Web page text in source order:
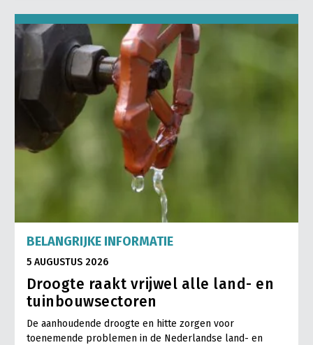
BELANGRIJKE INFORMATIE
5 AUGUSTUS 2026
Droogte raakt vrijwel alle land- en
tuinbouwsectoren
De aanhoudende droogte en hitte zorgen voor
toenemende problemen in de Nederlandse land- en